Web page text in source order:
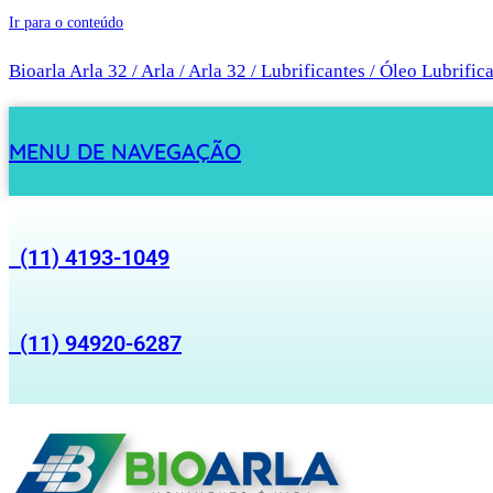
Ir para o conteúdo
Bioarla Arla 32 / Arla / Arla 32 / Lubrificantes / Óleo
MENU DE NAVEGAÇÃO
(11) 4193-1049
(11) 94920-6287